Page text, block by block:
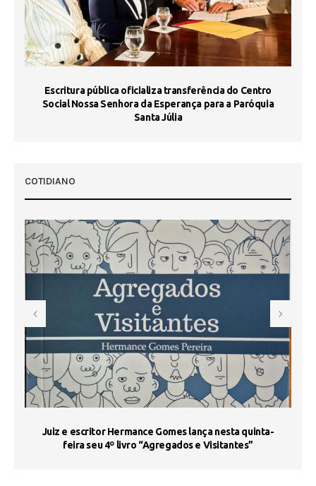
Escritura pública oficializa transferência do Centro
Social Nossa Senhora da Esperança para a Paróquia
Santa Júlia
COTIDIANO
Juiz e escritor Hermance Gomes lança nesta quinta-
feira seu 4º livro “Agregados e Visitantes”